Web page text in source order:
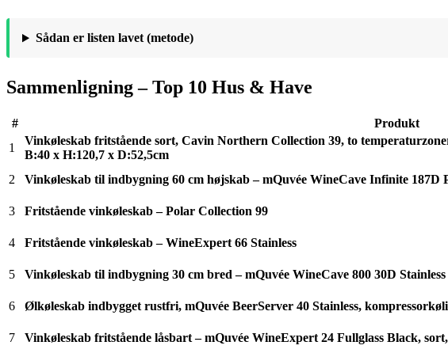
Sådan er listen lavet (metode)
Sammenligning – Top 10 Hus & Have
# Produkt
1
Vinkøleskab fritstående sort, Cavin Northern Collection 39, to
B:40 x H:120,7 x D:52,5cm
2
Vinkøleskab til indbygning 60 cm højskab – mQuvée WineCave Infinite 187D
3
Fritstående vinkøleskab – Polar Collection 99
4
Fritstående vinkøleskab – WineExpert 66 Stainless
5
Vinkøleskab til indbygning 30 cm bred – mQuvée WineCave 800 30D
6
Ølkøleskab indbygget rustfri, mQuvée BeerServer 40 Stainless,
7
Vinkøleskab fritstående låsbart – mQuvée WineExpert 24 Fullglass Black,